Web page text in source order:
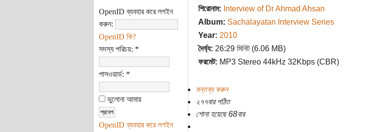
OpenID ব্যবহার করে লগইন
করুন:
OpenID কি?
সদস্য পরিচয়: *
পাসওয়ার্ড: *
ভুলোনা আমায়
OpenID ব্যবহার করে লগইন
শিরোনাম: Interview of Dr Ahmad Ahsan
Album: Sachalayatan Interview Series
Year: 2010
দৈর্ঘ্য: 26:29 মিনিট (6.06 MB)
ফরমেট: MP3 Stereo 44kHz 32Kbps (CBR)
মন্তব্য করুন
২৭৭বার পঠিত
শোনা হয়েছে 68বার